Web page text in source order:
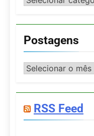
Postagens
Postagens
RSS Feed